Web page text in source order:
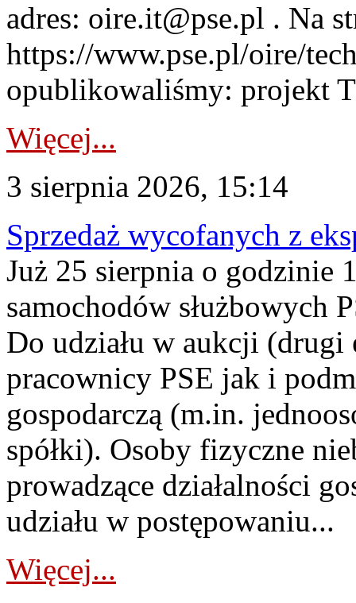
adres: oire.it@pse.pl . Na
https://www.pse.pl/oire/
opublikowaliśmy: projekt
Więcej...
3 sierpnia 2026, 15:14
Sprzedaż wycofanych z
Już 25 sierpnia o godzinie
samochodów służbowych
Do udziału w aukcji (drugi
pracownicy PSE jak i
gospodarczą (m.in.
spółki). Osoby fizyczne
prowadzące działalności
udziału w postępowaniu...
Więcej...